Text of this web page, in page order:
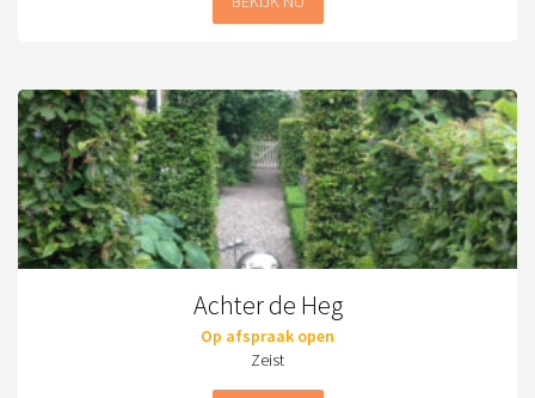
Achter de Heg
Op afspraak open
Zeist